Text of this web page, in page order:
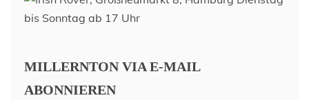
MILLERNTON VIA E-MAIL
ABONNIEREN